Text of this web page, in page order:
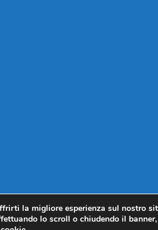
la migliore esperienza sul nostro
lo scroll o chiudendo il